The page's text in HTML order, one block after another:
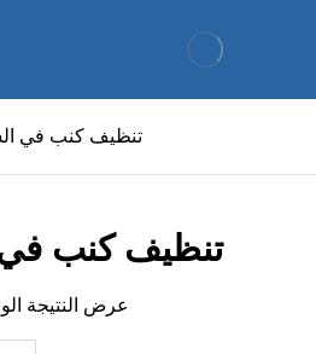
تنظيف كنب في
تنظيف كنب في
عرض النتيجة